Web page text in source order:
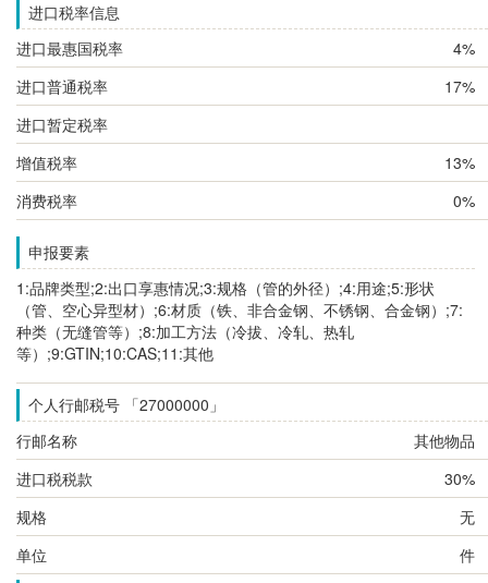
进口税率信息
进口最惠国税率
4%
进口普通税率
17%
进口暂定税率
增值税率
13%
消费税率
0%
申报要素
1:品牌类型;2:出口享惠情况;3:规格（管的外径）;4:用途;5:形状
（管、空心异型材）;6:材质（铁、非合金钢、不锈钢、合金钢）;7:
种类（无缝管等）;8:加工方法（冷拔、冷轧、热轧
等）;9:GTIN;10:CAS;11:其他
个人行邮税号 「27000000」
行邮名称
其他物品
进口税税款
30%
规格
无
单位
件